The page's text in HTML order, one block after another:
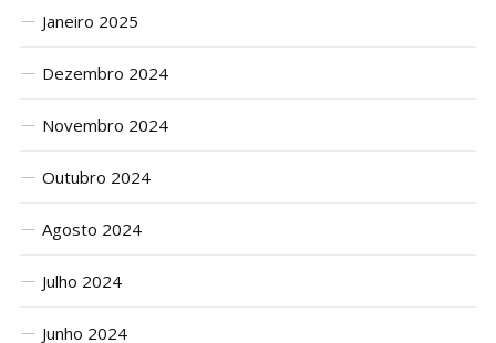
Janeiro 2025
Dezembro 2024
Novembro 2024
Outubro 2024
Agosto 2024
Julho 2024
Junho 2024